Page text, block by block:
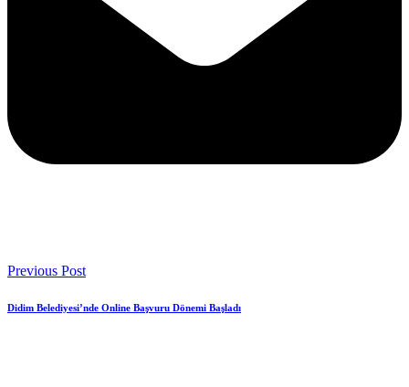
Previous Post
Didim Belediyesi’nde Online Başvuru Dönemi Başladı